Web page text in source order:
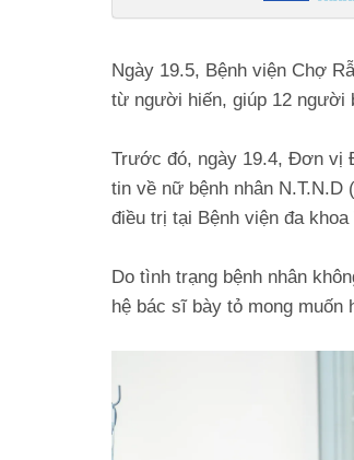
Ngày 19.5, Bệnh viện Chợ
từ người hiến, giúp 12 người
Trước đó, ngày 19.4, Đơn vị
tin về nữ bệnh nhân
điều trị tại Bệnh viện đa khoa
Do tình trạng bệnh nhân
hệ bác sĩ bày tỏ mong